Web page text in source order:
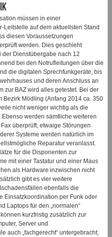
müssen in einer
Leitstelle auf dem aktuellsten Stand
diesen Voraussetzungen
werden. Dies geschieht
Dienstübergabe nach 12
bei den Notrufleitungen über die
die digitalen Sprechfunkgeräte, bis
und deren Anschluss an
zur BAZ wird alles getestet. Bei der
Bezirk Mödling (Anfang 2014 ca. 350
nicht weniger wichtig als die
werden sämtliche weiteren
überprüft; etwaige Störungen
Systeme werden natürlich im
Reparatur veranlasst.
für die Disponenten zur
mit einer Tastatur und einer Maus
als Hardware inzwischen nicht
gibt es vier weitere
ebenfalls die
Einsatzkoordination per Funk oder
Laptops für den „normalen“
kurzfristig zusätzlich zur
Server und
auch „fachgerecht“ untergebracht;